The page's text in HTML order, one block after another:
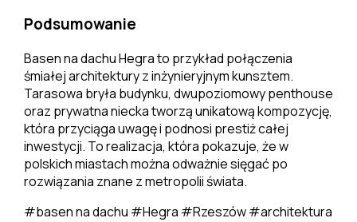
Podsumowanie
Basen na dachu Hegra to przykład połączenia
śmiałej architektury z inżynieryjnym kunsztem.
Tarasowa bryła budynku, dwupoziomowy penthouse
oraz prywatna niecka tworzą unikatową kompozycję,
która przyciąga uwagę i podnosi prestiż całej
inwestycji. To realizacja, która pokazuje, że w
polskich miastach można odważnie sięgać po
rozwiązania znane z metropolii świata.
#basen na dachu #Hegra #Rzeszów#architektura